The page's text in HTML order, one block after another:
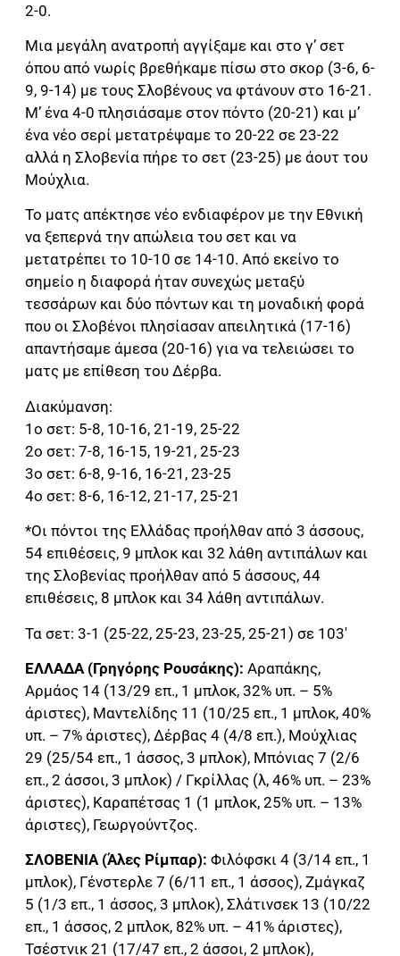
2-0.
Μια μεγάλη ανατροπή αγγίξαμε και στο γ’ σετ
όπου από νωρίς βρεθήκαμε πίσω στο σκορ (3-6, 6-
9, 9-14) με τους Σλοβένους να φτάνουν στο 16-21.
Μ’ ένα 4-0 πλησιάσαμε στον πόντο (20-21) και μ’
ένα νέο σερί μετατρέψαμε το 20-22 σε 23-22
αλλά η Σλοβενία πήρε το σετ (23-25) με άουτ του
Μούχλια.
Το ματς απέκτησε νέο ενδιαφέρον με την Εθνική
να ξεπερνά την απώλεια του σετ και να
μετατρέπει το 10-10 σε 14-10. Από εκείνο το
σημείο η διαφορά ήταν συνεχώς μεταξύ
τεσσάρων και δύο πόντων και τη μοναδική φορά
που οι Σλοβένοι πλησίασαν απειλητικά (17-16)
απαντήσαμε άμεσα (20-16) για να τελειώσει το
ματς με επίθεση του Δέρβα.
Διακύμανση:
1ο σετ: 5-8, 10-16, 21-19, 25-22
2ο σετ: 7-8, 16-15, 19-21, 25-23
3ο σετ: 6-8, 9-16, 16-21, 23-25
4ο σετ: 8-6, 16-12, 21-17, 25-21
*Οι πόντοι της Ελλάδας προήλθαν από 3 άσσους,
54 επιθέσεις, 9 μπλοκ και 32 λάθη αντιπάλων και
της Σλοβενίας προήλθαν από 5 άσσους, 44
επιθέσεις, 8 μπλοκ και 34 λάθη αντιπάλων.
Τα σετ: 3-1 (25-22, 25-23, 23-25, 25-21) σε 103′
ΕΛΛΑΔΑ (Γρηγόρης Ρουσάκης): Αραπάκης,
Αρμάος 14 (13/29 επ., 1 μπλοκ, 32% υπ. – 5%
άριστες), Μαντελίδης 11 (10/25 επ., 1 μπλοκ, 40%
υπ. – 7% άριστες), Δέρβας 4 (4/8 επ.), Μούχλιας
29 (25/54 επ., 1 άσσος, 3 μπλοκ), Μπόνιας 7 (2/6
επ., 2 άσσοι, 3 μπλοκ) / Γκρίλλας (λ, 46% υπ. – 23%
άριστες), Καραπέτσας 1 (1 μπλοκ, 25% υπ. – 13%
άριστες), Γεωργούντζος.
ΣΛΟΒΕΝΙΑ (Άλες Ρίμπαρ): Φιλόφσκι 4 (3/14 επ., 1
μπλοκ), Γένστερλε 7 (6/11 επ., 1 άσσος), Ζμάγκαζ
5 (1/3 επ., 1 άσσος, 3 μπλοκ), Σλάτινσεκ 13 (10/22
επ., 1 άσσος, 2 μπλοκ, 82% υπ. – 41% άριστες),
Τσέστνικ 21 (17/47 επ., 2 άσσοι, 2 μπλοκ),